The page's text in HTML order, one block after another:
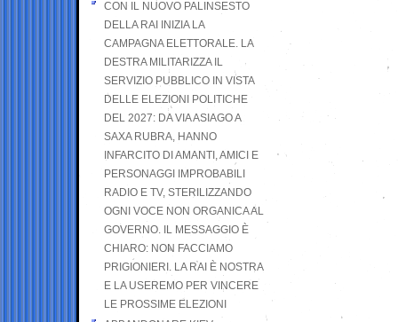
CON IL NUOVO PALINSESTO
DELLA RAI INIZIA LA
CAMPAGNA ELETTORALE. LA
DESTRA MILITARIZZA IL
SERVIZIO PUBBLICO IN VISTA
DELLE ELEZIONI POLITICHE
DEL 2027: DA VIA ASIAGO A
SAXA RUBRA, HANNO
INFARCITO DI AMANTI, AMICI E
PERSONAGGI IMPROBABILI
RADIO E TV, STERILIZZANDO
OGNI VOCE NON ORGANICA AL
GOVERNO. IL MESSAGGIO È
CHIARO: NON FACCIAMO
PRIGIONIERI. LA RAI È NOSTRA
E LA USEREMO PER VINCERE
LE PROSSIME ELEZIONI